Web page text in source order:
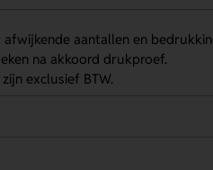
aantallen en
na akkoord drukproef.
exclusief BTW.